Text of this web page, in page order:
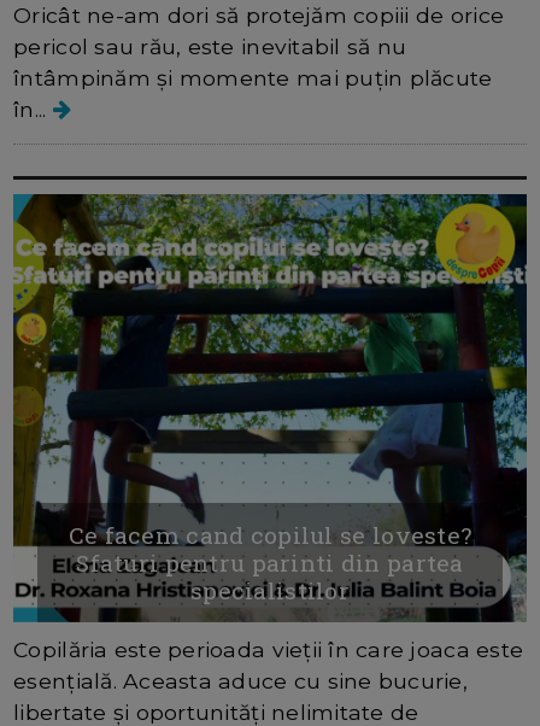
Oricât ne-am dori să protejăm copiii de orice
pericol sau rău, este inevitabil să nu
întâmpinăm și momente mai puțin plăcute
în...
Ce facem cand copilul se loveste?
Sfaturi pentru parinti din partea
specialistilor
Copilăria este perioada vieții în care joaca este
esențială. Aceasta aduce cu sine bucurie,
libertate și oportunități nelimitate de